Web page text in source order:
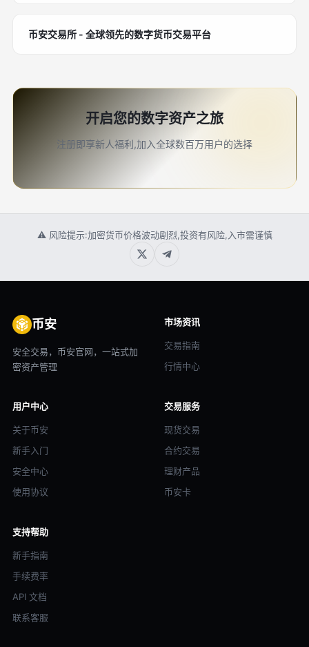
币安交易所 - 全球领先的数字货币交易平台
开启您的数字资产之旅
注册即享新人福利,加入全球数百万用户的选择
⚠ 风险提示:加密货币价格波动剧烈,投资有风险,入市需谨慎
币安
安全交易，币安官网，一站式加
密资产管理
市场资讯
交易指南
行情中心
用户中心
关于币安
新手入门
安全中心
使用协议
交易服务
现货交易
合约交易
理财产品
币安卡
支持帮助
新手指南
手续费率
API 文档
联系客服